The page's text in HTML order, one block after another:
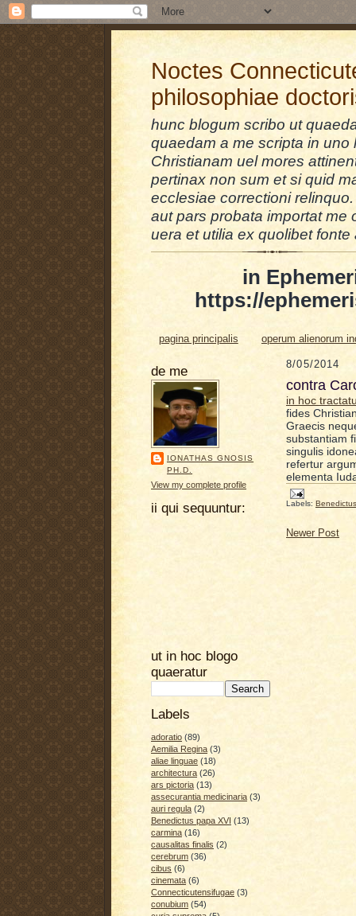
Noctes
philosophiae
hunc blogum scribo ut
quaedam a me scripta in
Christianam uel mores
pertinax non sum et si quid
ecclesiae correctioni
aut pars probata importat me
uera et utilia ex quolibet fonte
in
https://
pagina principalis operum alienorum
de me
IONATHAS GNOSIS
PH.D.
View my complete profile
ii qui sequuntur:
ut in hoc blogo
quaeratur
Labels
adoratio (89)
Aemilia Regina (3)
aliae linguae (18)
architectura (26)
ars pictoria (13)
assecurantia medicinaria (3)
auri regula (2)
Benedictus papa XVI (13)
carmina (16)
causalitas finalis (2)
cerebrum (36)
cibus (6)
cinemata (6)
Connecticutensifugae (3)
conubium (54)
8/05/2014
contra
in hoc
fides
Graecis
substantiam
singulis
refertur
elementa
Labels:
Newer Post